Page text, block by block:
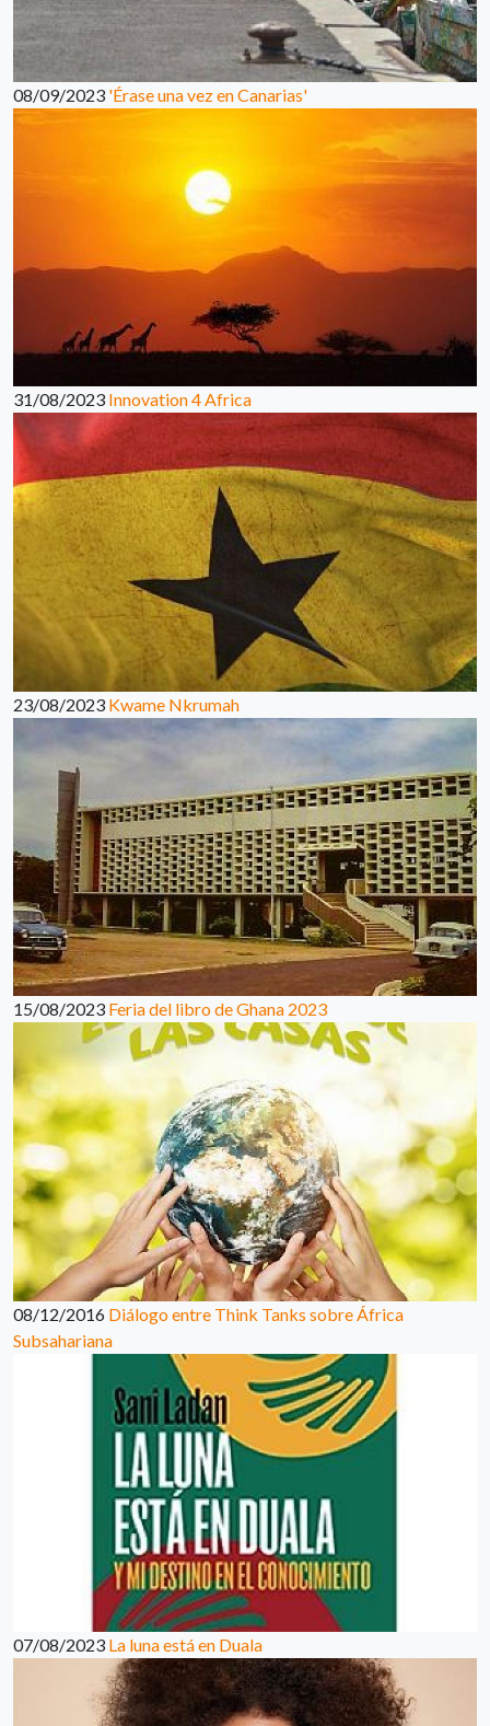
08/09/2023 'Érase una vez en Canarias'
31/08/2023 Innovation 4 Africa
23/08/2023 Kwame Nkrumah
15/08/2023 Feria del libro de Ghana 2023
08/12/2016 Diálogo entre Think Tanks sobre África
Subsahariana
07/08/2023 La luna está en Duala